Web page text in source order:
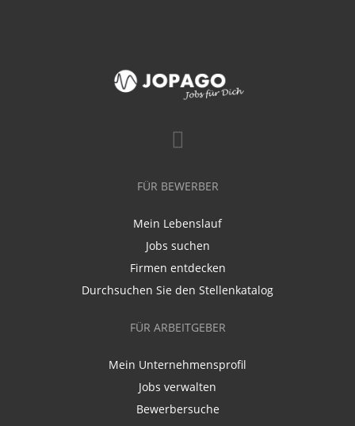
FÜR BEWERBER
Mein Lebenslauf
Jobs suchen
Firmen entdecken
Durchsuchen Sie den Stellenkatalog
FÜR ARBEITGEBER
Mein Unternehmensprofil
Jobs verwalten
Bewerbersuche